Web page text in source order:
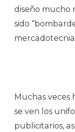
diseño mucho
sido
Muchas
se ven los
publicitarios,